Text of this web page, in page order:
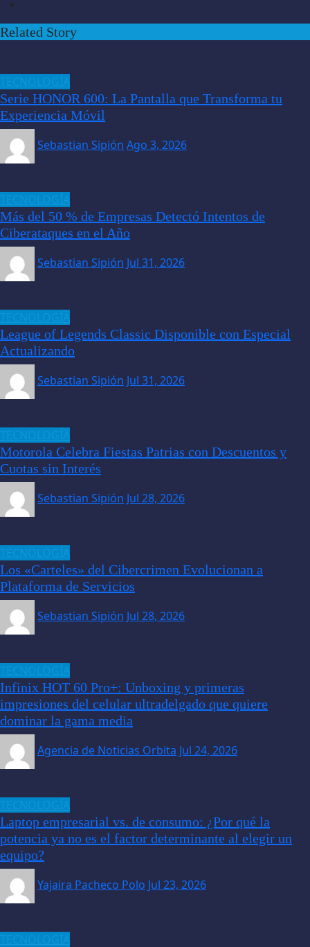
Related Story
Serie HONOR 600: La Pantalla que Transforma tu
Experiencia Móvil
Sebastian Sipión Ago 3, 2026
Más del 50 % de Empresas Detectó Intentos de
Ciberataques en el Año
Sebastian Sipión Jul 31, 2026
League of Legends Classic Disponible con Especial
Actualizando
Sebastian Sipión Jul 31, 2026
Motorola Celebra Fiestas Patrias con Descuentos y
Cuotas sin Interés
Sebastian Sipión Jul 28, 2026
Los «Carteles» del Cibercrimen Evolucionan a
Plataforma de Servicios
Sebastian Sipión Jul 28, 2026
Infinix HOT 60 Pro+: Unboxing y primeras
impresiones del celular ultradelgado que quiere
dominar la gama media
Agencia de Noticias Orbita Jul 24, 2026
Laptop empresarial vs. de consumo: ¿Por qué la
potencia ya no es el factor determinante al elegir un
equipo?
Yajaira Pacheco Polo Jul 23, 2026